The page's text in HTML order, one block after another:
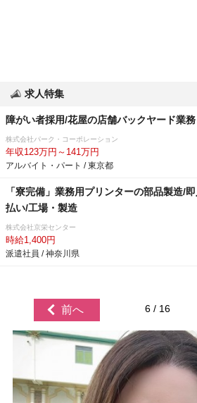
求人特集
障がい者採用/花屋の店舗バックヤード業務
株式会社パーク・コーポレーション
年収123万円～141万円
アルバイト・パート / 東京都
「寮完備」業務用プリンターの部品製造/
払い/工場・製造
株式会社京栄センター
時給1,400円
派遣社員 / 神奈川県
前へ 6 / 16